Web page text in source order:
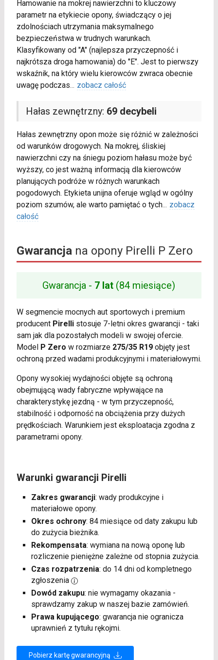
Hamowanie na mokrej nawierzchni to kluczowy
parametr na etykiecie opony, świadczący o jej
zdolnościach utrzymania maksymalnego
bezpieczeństwa w trudnych warunkach.
Klasyfikowany od "A" (najlepsza przyczepność i
najkrótsza droga hamowania) do "E". Jest to pierwszy
wskaźnik, na który wielu kierowców zwraca obecnie
uwagę podczas... zobacz całość
Hałas zewnętrzny: 69 decybeli
Hałas zewnętrzny opon może się różnić w zależności
od warunków drogowych. Na mokrej, śliskiej
nawierzchni czy na śniegu poziom hałasu może być
wyższy, co jest ważną informacją dla kierowców
planujących podróże w różnych warunkach
pogodowych. Etykieta unijna oferuje wgląd w ogólny
poziom szumów, ale warto pamiętać o tych... zobacz
całość
Gwarancjana opony Pirelli P Zero
Gwarancja - 7 lat (84 miesiące)
W segmencie mocnych aut sportowych i premium
producent Pirellistosuje 7-letni okres gwarancji - taki
sam jak dla pozostałych modeli w swojej ofercie.
Model P Zero w rozmiarze 275/35 R19objęty jest
ochroną przed wadami produkcyjnymi i materiałowymi.
Opony wysokiej wydajności objęte są ochroną
obejmującą wady fabryczne wpływające na
charakterystykę jezdną - w tym przyczepność,
stabilność i odporność na obciążenia przy dużych
prędkościach. Warunkiem jest eksploatacja zgodna z
parametrami opony.
Warunki gwarancji Pirelli
Zakres gwarancji: wady produkcyjne i
materiałowe opony.
Okres ochrony: 84 miesiące od daty zakupu lub
do zużycia bieżnika.
Rekompensata: wymiana na nową oponę lub
rozliczenie pieniężne zależne od stopnia zużycia.
Czas rozpatrzenia: do 14 dni od kompletnego
zgłoszenia
Dowód zakupu: nie wymagamy okazania -
sprawdzamy zakup w naszej bazie zamówień.
Prawa kupującego: gwarancja nie ogranicza
uprawnień z tytułu rękojmi.
Pobierz kartę gwarancyjną